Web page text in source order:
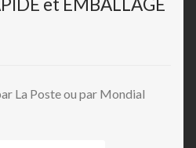
et EMBALLAGE
La Poste ou par Mondial